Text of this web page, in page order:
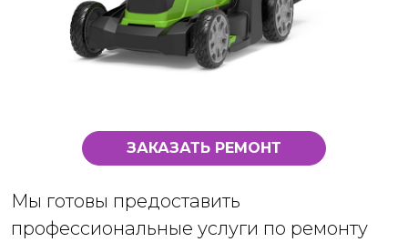
ЗАКАЗАТЬ РЕМОНТ
Мы готовы предоставить
профессиональные услуги по ремонту